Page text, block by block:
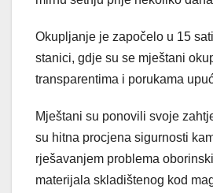
Okupljanje je započelo u 15
stanici, gdje su se mještani
transparentima i porukama
Mještani su ponovili svoje
su hitna procjena sigurnosti
rješavanjem problema
materijala skladištenog kod